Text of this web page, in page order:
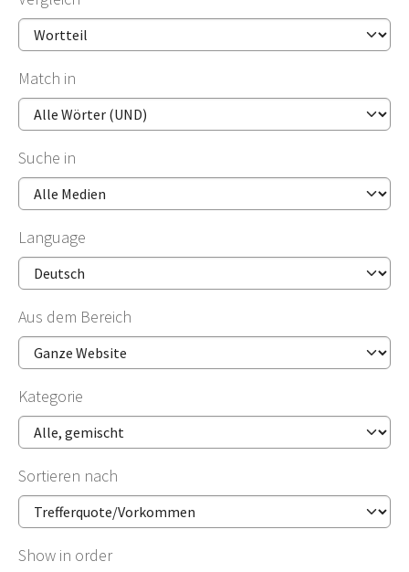
Match in
Suche in
Language
Aus dem Bereich
Kategorie
Sortieren nach
Show in order